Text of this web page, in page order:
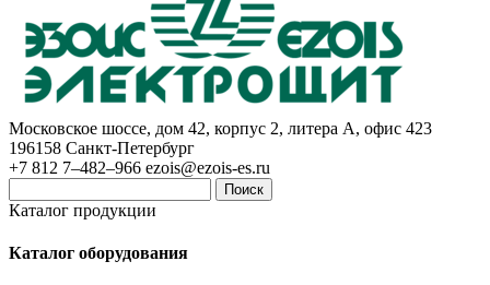
Московское шоссе, дом 42, корпус 2, литера А, офис 423
196158 Санкт-Петербург
+7 812 7–482–966 ezois@ezois-es.ru
Поиск
Каталог продукции
Каталог оборудования